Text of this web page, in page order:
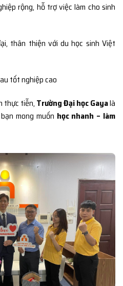
rộng, hỗ trợ việc làm cho sinh
thân thiện với du học sinh Việt
tốt nghiệp cao
thực tiễn, Trường Đại học Gayalà
mong muốn học nhanh – làm